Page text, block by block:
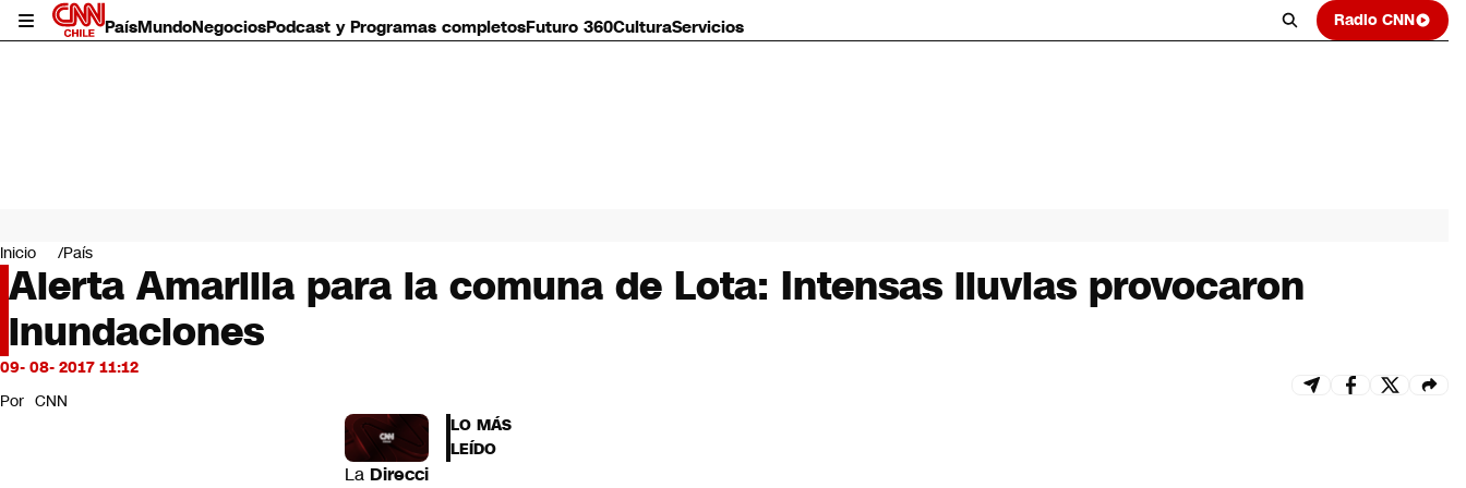
PaísMundoNegociosPodcast y Programas completosFuturo 360CulturaServicios Radio CNN
Mundo
Negocios
Deportes
Programas completos
Cultura
Servicios
Bits
CNN Data
Inicio País
Alerta Amarilla para la comuna de Lota: Intensas lluvias provocaron
inundaciones
09- 08- 2017 11:12
Por CNN
La Direcci
LO MÁS
LEÍDO